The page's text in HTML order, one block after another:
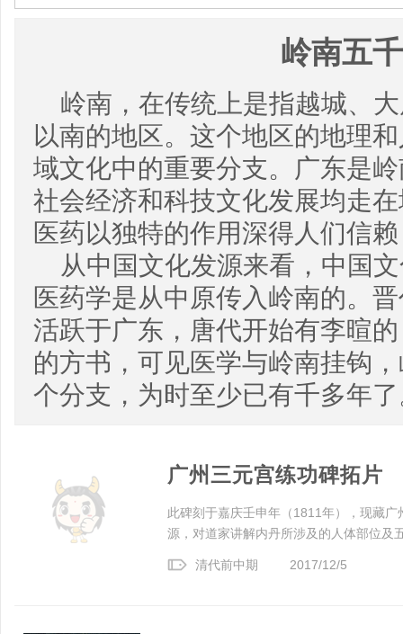
岭南五
岭南，在传统上是指越城、
以南的地区。这个地区的地理
域文化中的重要分支。广东是
社会经济和科技文化发展均走
医药以独特的作用深得人们信
从中国文化发源来看，中国
医药学是从中原传入岭南的。
活跃于广东，唐代开始有李暄
的方书，可见医学与岭南挂钩
个分支，为时至少已有千多年
清代前中期 2017/12/5
广州三元宫练功碑拓片
此碑刻于嘉庆壬申年（1811年），现藏
源，对道家讲解内丹所涉及的人体部位及